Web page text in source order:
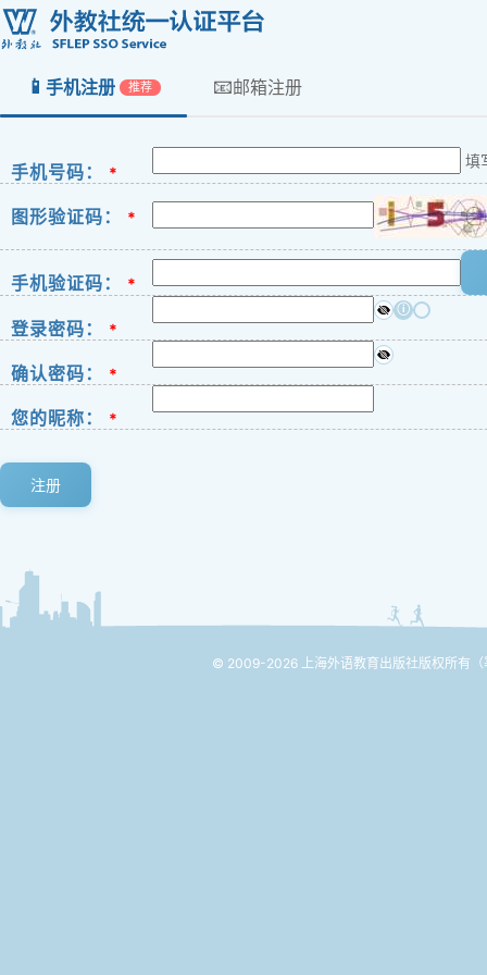
📱 手机注册 推荐 📧邮箱注册
手机号码： *
填
图形验证码： *
手机验证码： *
登录密码： *
ⓘ
确认密码： *
您的昵称： *
注册
© 2009-2026 上海外语教育出版社版权所有